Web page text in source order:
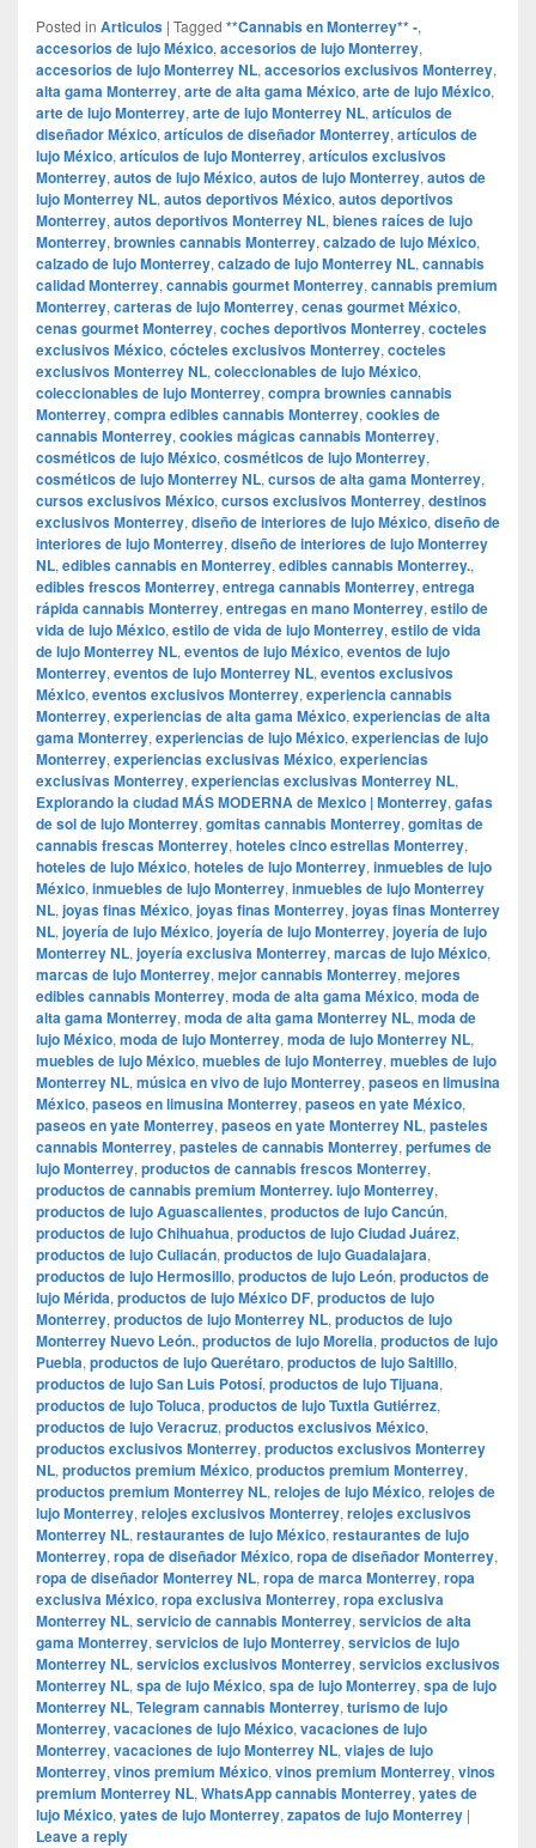
Posted in Articulos | Tagged **Cannabis en Monterrey** -,
accesorios de lujo México, accesorios de lujo Monterrey,
accesorios de lujo Monterrey NL, accesorios exclusivos Monterrey,
alta gama Monterrey, arte de alta gama México, arte de lujo México,
arte de lujo Monterrey, arte de lujo Monterrey NL, artículos de
diseñador México, artículos de diseñador Monterrey, artículos de
lujo México, artículos de lujo Monterrey, artículos exclusivos
Monterrey, autos de lujo México, autos de lujo Monterrey, autos de
lujo Monterrey NL, autos deportivos México, autos deportivos
Monterrey, autos deportivos Monterrey NL, bienes raíces de lujo
Monterrey, brownies cannabis Monterrey, calzado de lujo México,
calzado de lujo Monterrey, calzado de lujo Monterrey NL, cannabis
calidad Monterrey, cannabis gourmet Monterrey, cannabis premium
Monterrey, carteras de lujo Monterrey, cenas gourmet México,
cenas gourmet Monterrey, coches deportivos Monterrey, cocteles
exclusivos México, cócteles exclusivos Monterrey, cocteles
exclusivos Monterrey NL, coleccionables de lujo México,
coleccionables de lujo Monterrey, compra brownies cannabis
Monterrey, compra edibles cannabis Monterrey, cookies de
cannabis Monterrey, cookies mágicas cannabis Monterrey,
cosméticos de lujo México, cosméticos de lujo Monterrey,
cosméticos de lujo Monterrey NL, cursos de alta gama Monterrey,
cursos exclusivos México, cursos exclusivos Monterrey, destinos
exclusivos Monterrey, diseño de interiores de lujo México, diseño de
interiores de lujo Monterrey, diseño de interiores de lujo Monterrey
NL, edibles cannabis en Monterrey, edibles cannabis Monterrey.,
edibles frescos Monterrey, entrega cannabis Monterrey, entrega
rápida cannabis Monterrey, entregas en mano Monterrey, estilo de
vida de lujo México, estilo de vida de lujo Monterrey, estilo de vida
de lujo Monterrey NL, eventos de lujo México, eventos de lujo
Monterrey, eventos de lujo Monterrey NL, eventos exclusivos
México, eventos exclusivos Monterrey, experiencia cannabis
Monterrey, experiencias de alta gama México, experiencias de alta
gama Monterrey, experiencias de lujo México, experiencias de lujo
Monterrey, experiencias exclusivas México, experiencias
exclusivas Monterrey, experiencias exclusivas Monterrey NL,
Explorando la ciudad MÁS MODERNA de Mexico | Monterrey, gafas
de sol de lujo Monterrey, gomitas cannabis Monterrey, gomitas de
cannabis frescas Monterrey, hoteles cinco estrellas Monterrey,
hoteles de lujo México, hoteles de lujo Monterrey, inmuebles de lujo
México, inmuebles de lujo Monterrey, inmuebles de lujo Monterrey
NL, joyas finas México, joyas finas Monterrey, joyas finas Monterrey
NL, joyería de lujo México, joyería de lujo Monterrey, joyería de lujo
Monterrey NL, joyería exclusiva Monterrey, marcas de lujo México,
marcas de lujo Monterrey, mejor cannabis Monterrey, mejores
edibles cannabis Monterrey, moda de alta gama México, moda de
alta gama Monterrey, moda de alta gama Monterrey NL, moda de
lujo México, moda de lujo Monterrey, moda de lujo Monterrey NL,
muebles de lujo México, muebles de lujo Monterrey, muebles de lujo
Monterrey NL, música en vivo de lujo Monterrey, paseos en limusina
México, paseos en limusina Monterrey, paseos en yate México,
paseos en yate Monterrey, paseos en yate Monterrey NL, pasteles
cannabis Monterrey, pasteles de cannabis Monterrey, perfumes de
lujo Monterrey, productos de cannabis frescos Monterrey,
productos de cannabis premium Monterrey. lujo Monterrey,
productos de lujo Aguascalientes, productos de lujo Cancún,
productos de lujo Chihuahua, productos de lujo Ciudad Juárez,
productos de lujo Culiacán, productos de lujo Guadalajara,
productos de lujo Hermosillo, productos de lujo León, productos de
lujo Mérida, productos de lujo México DF, productos de lujo
Monterrey, productos de lujo Monterrey NL, productos de lujo
Monterrey Nuevo León., productos de lujo Morelia, productos de lujo
Puebla, productos de lujo Querétaro, productos de lujo Saltillo,
productos de lujo San Luis Potosí, productos de lujo Tijuana,
productos de lujo Toluca, productos de lujo Tuxtla Gutiérrez,
productos de lujo Veracruz, productos exclusivos México,
productos exclusivos Monterrey, productos exclusivos Monterrey
NL, productos premium México, productos premium Monterrey,
productos premium Monterrey NL, relojes de lujo México, relojes de
lujo Monterrey, relojes exclusivos Monterrey, relojes exclusivos
Monterrey NL, restaurantes de lujo México, restaurantes de lujo
Monterrey, ropa de diseñador México, ropa de diseñador Monterrey,
ropa de diseñador Monterrey NL, ropa de marca Monterrey, ropa
exclusiva México, ropa exclusiva Monterrey, ropa exclusiva
Monterrey NL, servicio de cannabis Monterrey, servicios de alta
gama Monterrey, servicios de lujo Monterrey, servicios de lujo
Monterrey NL, servicios exclusivos Monterrey, servicios exclusivos
Monterrey NL, spa de lujo México, spa de lujo Monterrey, spa de lujo
Monterrey NL, Telegram cannabis Monterrey, turismo de lujo
Monterrey, vacaciones de lujo México, vacaciones de lujo
Monterrey, vacaciones de lujo Monterrey NL, viajes de lujo
Monterrey, vinos premium México, vinos premium Monterrey, vinos
premium Monterrey NL, WhatsApp cannabis Monterrey, yates de
lujo México, yates de lujo Monterrey, zapatos de lujo Monterrey |
Leave a reply